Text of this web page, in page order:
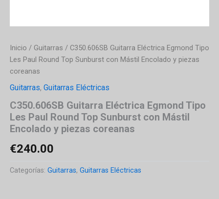
Inicio / Guitarras / C350.606SB Guitarra Eléctrica Egmond Tipo
Les Paul Round Top Sunburst con Mástil Encolado y piezas
coreanas
Guitarras, Guitarras Eléctricas
C350.606SB Guitarra Eléctrica Egmond Tipo
Les Paul Round Top Sunburst con Mástil
Encolado y piezas coreanas
€240.00
Categorías: Guitarras, Guitarras Eléctricas